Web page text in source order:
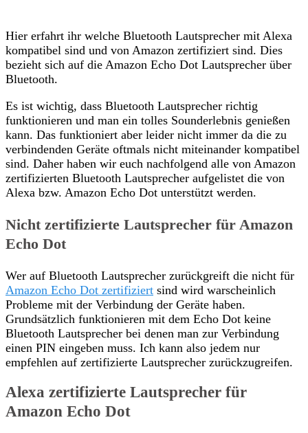
Hier erfahrt ihr welche Bluetooth Lautsprecher mit Alexa
kompatibel sind und von Amazon zertifiziert sind. Dies
bezieht sich auf die Amazon Echo Dot Lautsprecher über
Bluetooth.
Es ist wichtig, dass Bluetooth Lautsprecher richtig
funktionieren und man ein tolles Sounderlebnis genießen
kann. Das funktioniert aber leider nicht immer da die zu
verbindenden Geräte oftmals nicht miteinander kompatibel
sind. Daher haben wir euch nachfolgend alle von Amazon
zertifizierten Bluetooth Lautsprecher aufgelistet die von
Alexa bzw. Amazon Echo Dot unterstützt werden.
Nicht zertifizierte Lautsprecher für Amazon
Echo Dot
Wer auf Bluetooth Lautsprecher zurückgreift die nicht für
Amazon Echo Dot zertifiziert sind wird warscheinlich
Probleme mit der Verbindung der Geräte haben.
Grundsätzlich funktionieren mit dem Echo Dot keine
Bluetooth Lautsprecher bei denen man zur Verbindung
einen PIN eingeben muss. Ich kann also jedem nur
empfehlen auf zertifizierte Lautsprecher zurückzugreifen.
Alexa zertifizierte Lautsprecher für
Amazon Echo Dot